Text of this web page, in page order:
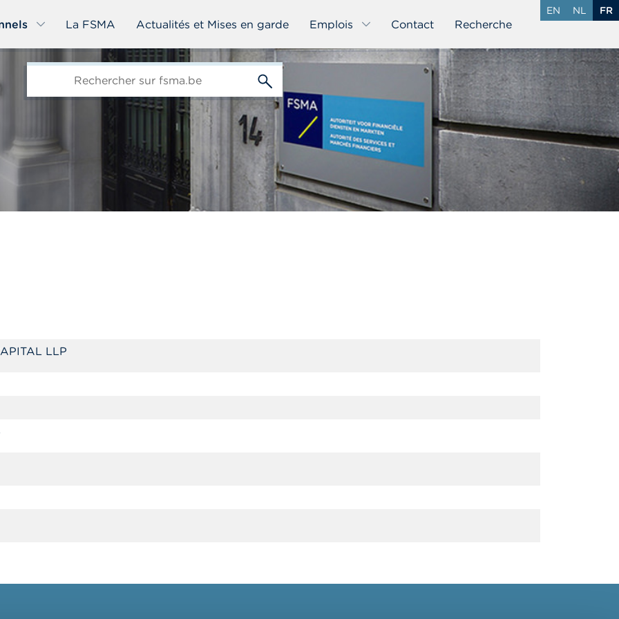
La FSMA Actualités et Mises en garde Emplois Contact Recherche
EN NL FR
LLP